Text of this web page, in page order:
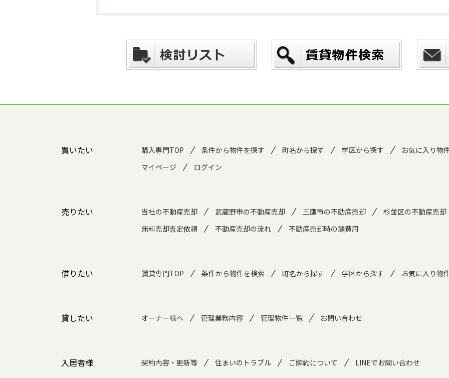
買いたい 購入専門TOP 条件から物件を探す 町名から探す 学区から探す
お気に入り物
マイページ
ログイン
売りたい 当社の不動産売却 武蔵野市の不動産売却 三鷹市の不動産売却
杉並区の不動産売却
無料売却査定依頼
不動産売却の流れ 不動産売却時の諸費用
借りたい 賃貸専門TOP 条件から物件を検索 町名から探す 学区から探す お気に入り物
貸したい オーナー様へ 管理業務内容 管理物件一覧 お問い合わせ
入居者様 契約内容・更新等 住まいのトラブル ご解約について LINEでお問い合わせ